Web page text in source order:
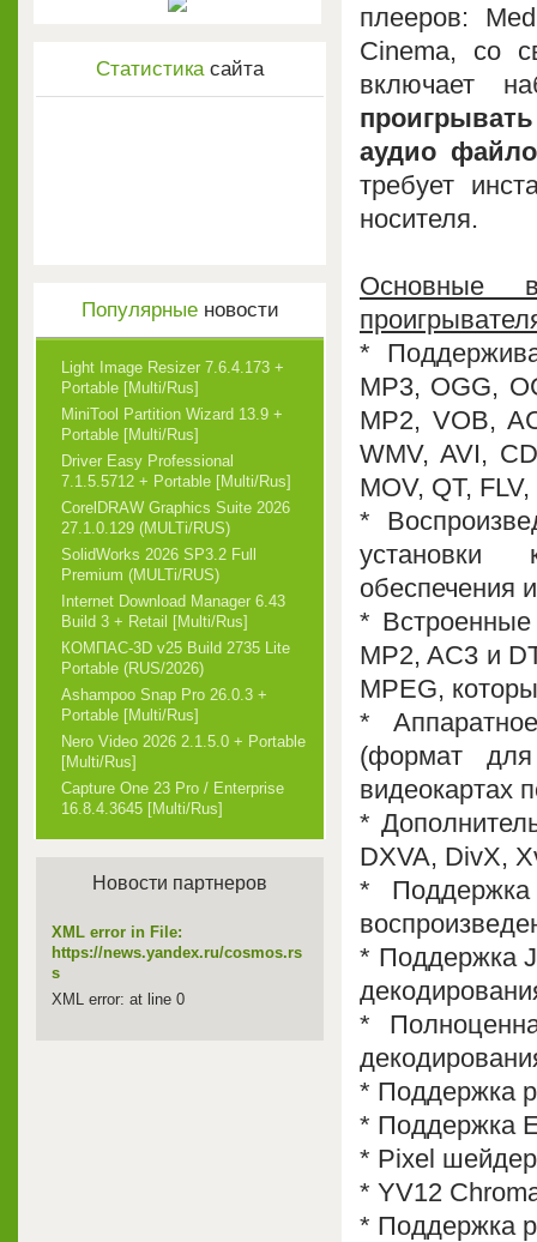
плееров:
Cinema, со
включает
аудио
требует
носителя.
Основные
*
MP3, OGG,
MP2, VOB,
WMV, AVI,
MOV, QT,
*
установки
обеспечения
*
MP2, AC3 и
MPEG,
*
(формат
видеокартах
*
DXVA, DivX,
*
* Поддержка
*
* Поддержка
* Поддержка
* Pixel
* YV12
* Поддержка
Статистикасайта
Популярныеновости
Light Image Resizer 7.6.4.173 +
Portable [Multi/Rus]
MiniTool Partition Wizard 13.9 +
Portable [Multi/Rus]
Driver Easy Professional
7.1.5.5712 + Portable [Multi/Rus]
CorelDRAW Graphics Suite 2026
27.1.0.129 (MULTi/RUS)
SolidWorks 2026 SP3.2 Full
Premium (MULTi/RUS)
Internet Download Manager 6.43
Build 3 + Retail [Multi/Rus]
КОМПАС-3D v25 Build 2735 Lite
Portable (RUS/2026)
Ashampoo Snap Pro 26.0.3 +
Portable [Multi/Rus]
Nero Video 2026 2.1.5.0 + Portable
[Multi/Rus]
Capture One 23 Pro / Enterprise
16.8.4.3645 [Multi/Rus]
Новости партнеров
XML error in File:
https://news.yandex.ru/cosmos.rs
s
XML error: at line 0